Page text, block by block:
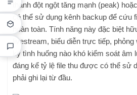
thanh đột ngột tăng mạnh (peak)
có thể sử dụng kênh backup để cứu
hoàn toàn. Tính năng này đặc biệt
livestream, biểu diễn trực tiếp,
kỳ tình huống nào khó kiểm soát âm
đáng kể tỷ lệ file thu được có thể sử
phải ghi lại từ đầu.